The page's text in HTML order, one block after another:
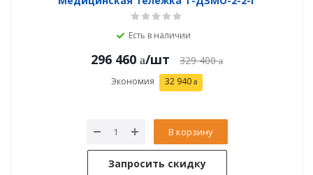
Есть в наличии
296 460 /шт 329 400
Экономия 32 940
В корзину
Запросить скидку